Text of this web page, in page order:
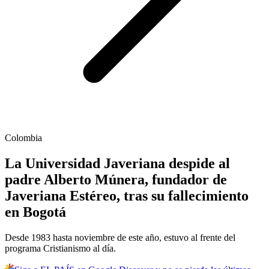
Colombia
La Universidad Javeriana despide al
padre Alberto Múnera, fundador de
Javeriana Estéreo, tras su fallecimiento
en Bogotá
Desde 1983 hasta noviembre de este año, estuvo al frente del
programa Cristianismo al día.